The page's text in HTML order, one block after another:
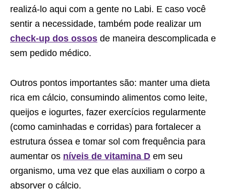
realizá-lo aqui com a gente no Labi. E caso você
sentir a necessidade, também pode realizar um
check-up dos ossos de maneira descomplicada e
sem pedido médico.
Outros pontos importantes são: manter uma dieta
rica em cálcio, consumindo alimentos como leite,
queijos e iogurtes, fazer exercícios regularmente
(como caminhadas e corridas) para fortalecer a
estrutura óssea e tomar sol com frequência para
aumentar os níveis de vitamina D em seu
organismo, uma vez que elas auxiliam o corpo a
absorver o cálcio.